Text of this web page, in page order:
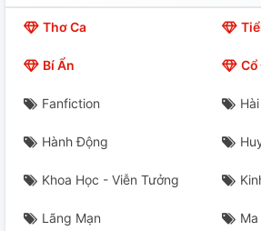
Thơ Ca
Bí Ẩn Cổ
Fanfiction
Hành Động
Khoa Học - Viễn Tưởng
Lãng Mạn